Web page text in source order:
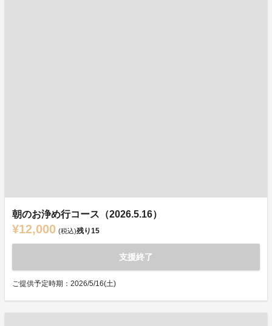
朝のお浄め行コース（2026.5.16）
¥12,000 (税込)残り15
支援終了
ご提供予定時期：2026/5/16(土)